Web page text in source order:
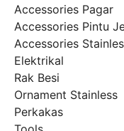
Accessories Pagar
Accessories Pintu
Accessories
Elektrikal
Rak Besi
Ornament Stainless
Perkakas